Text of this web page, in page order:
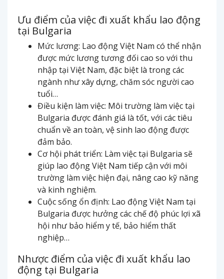
Ưu điểm của việc đi xuất khẩu lao động
tại Bulgaria
Mức lương: Lao động Việt Nam có thể nhận
được mức lương tương đối cao so với thu
nhập tại Việt Nam, đặc biệt là trong các
ngành như xây dựng, chăm sóc người cao
tuổi…
Điều kiện làm việc: Môi trường làm việc tại
Bulgaria được đánh giá là tốt, với các tiêu
chuẩn về an toàn, vệ sinh lao động được
đảm bảo.
Cơ hội phát triển: Làm việc tại Bulgaria sẽ
giúp lao động Việt Nam tiếp cận với môi
trường làm việc hiện đại, nâng cao kỹ năng
và kinh nghiệm.
Cuộc sống ổn định: Lao động Việt Nam tại
Bulgaria được hưởng các chế độ phúc lợi xã
hội như bảo hiểm y tế, bảo hiểm thất
nghiệp…
Nhược điểm của việc đi xuất khẩu lao
động tại Bulgaria